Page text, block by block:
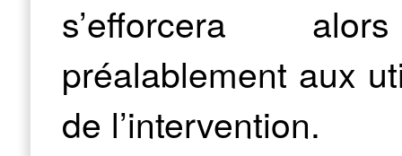
s’efforcera
préalablement aux
de l’intervention.